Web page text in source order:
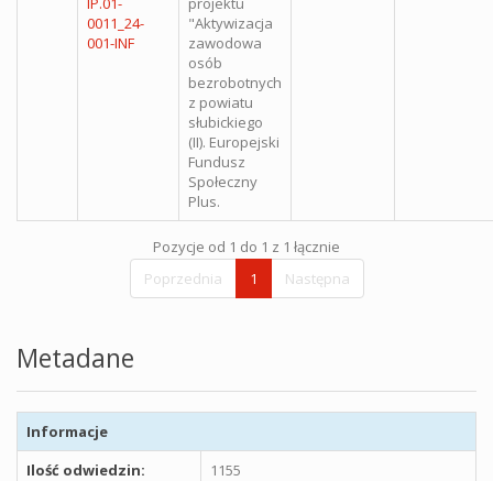
0011_24-
001-INF
"Aktywizacja
zawodowa
osób
bezrobotnych
z powiatu
słubickiego
(II). Europejski
Fundusz
Społeczny
Plus.
Pozycje od 1 do 1 z 1 łącznie
Poprzednia
1 Następna
Metadane
Informacje
Ilość odwiedzin:
1155